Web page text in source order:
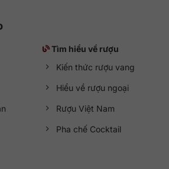
Tìm hiểu về rượu
Kiến thức rượu vang
Hiểu về rượu ngoại
Rượu Việt Nam
Pha chế Cocktail